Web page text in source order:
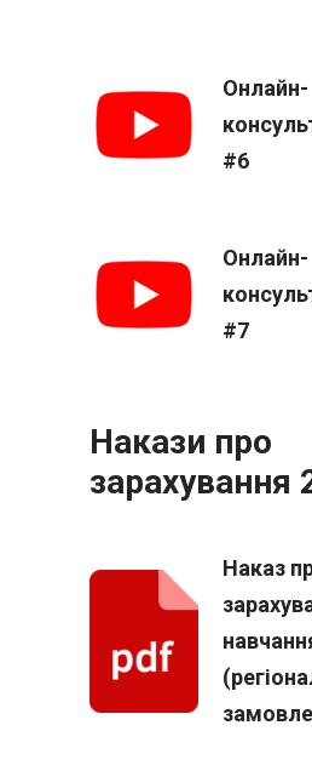
Онлайн-
#6
Онлайн-
#7
Накази про
зарахування
Наказ